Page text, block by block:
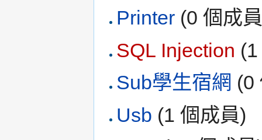
Printer (0 個成
SQL Injection
Sub學生宿網
Usb ‏‎ (1 個成員)